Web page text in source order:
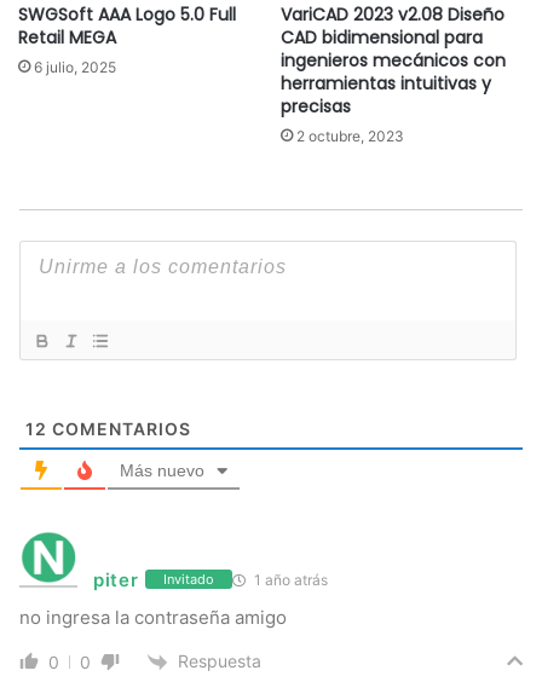
SWGSoft AAA Logo 5.0 Full
Retail MEGA
6 julio, 2025
VariCAD 2023 v2.08 Diseño
CAD bidimensional para
ingenieros mecánicos con
herramientas intuitivas y
precisas
2 octubre, 2023
12 COMENTARIOS
Más nuevo
piter Invitado 1 año atrás
no ingresa la contraseña amigo
0 0 Respuesta